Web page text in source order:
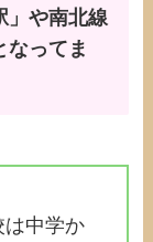
」や南北線
なってま
は中学か